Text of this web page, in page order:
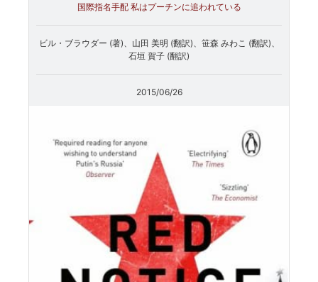
国際指名手配 私はプーチンに追われている
ビル・ブラウダー (著)、山田 美明 (翻訳)、笹森 みわこ (翻訳)、
石垣 賀子 (翻訳)
2015/06/26